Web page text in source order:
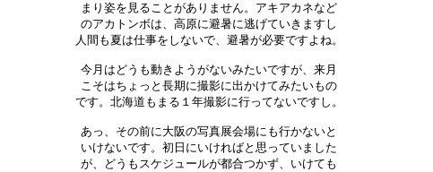
まり姿を見ることがありません。アキアカネなど
のアカトンボは、高原に避暑に逃げていきますし
人間も夏は仕事をしないで、避暑が必要ですよね。
今月はどうも動きようがないみたいですが、来月
こそはちょっと長期に撮影に出かけてみたいもの
です。北海道もまる１年撮影に行ってないですし。
あっ、その前に大阪の写真展会場にも行かないと
いけないです。初日にいければと思っていました
が、どうもスケジュールが都合つかず、いけても